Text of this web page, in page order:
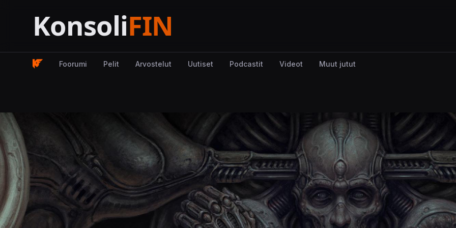
Foorumi Pelit Arvostelut Uutiset Podcastit Videot Muut jutut